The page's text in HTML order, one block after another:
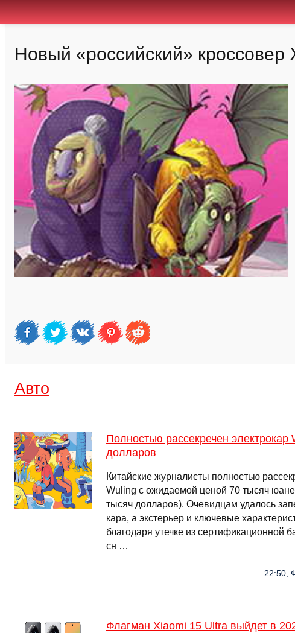
Новый «российский» кроссовер
Авто
Полностью рассекречен электрокар
долларов
Китайские журналисты полностью
Wuling с ожидаемой ценой 70 тысяч
тысяч долларов). Очевидцам удалось
кара, а экстерьер и ключевые
благодаря утечке из сертификационной
сн …
22:50,
Флагман Xiaomi 15 Ultra выйдет в